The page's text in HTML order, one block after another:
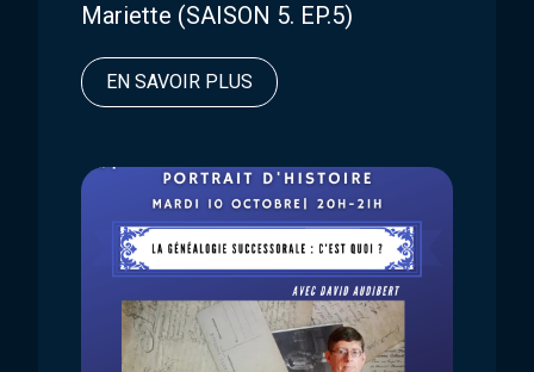
Mariette (SAISON 5. EP.5)
EN SAVOIR PLUS